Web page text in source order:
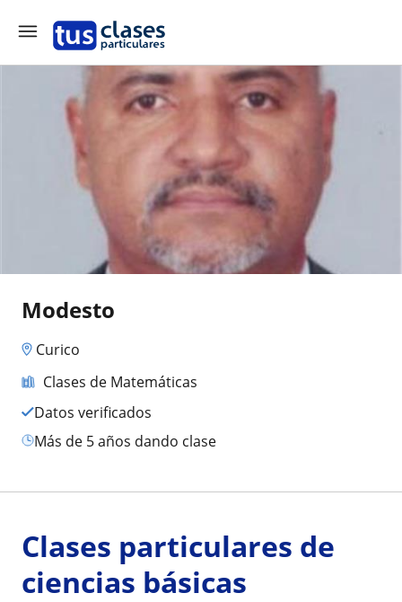
Modesto
Curico
Clases de Matemáticas
Datos verificados
más de 5 años dando clase
Clases particulares de
ciencias básicas